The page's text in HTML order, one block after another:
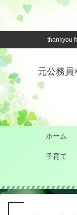
thankyou
元公務員
ホーム
子育て